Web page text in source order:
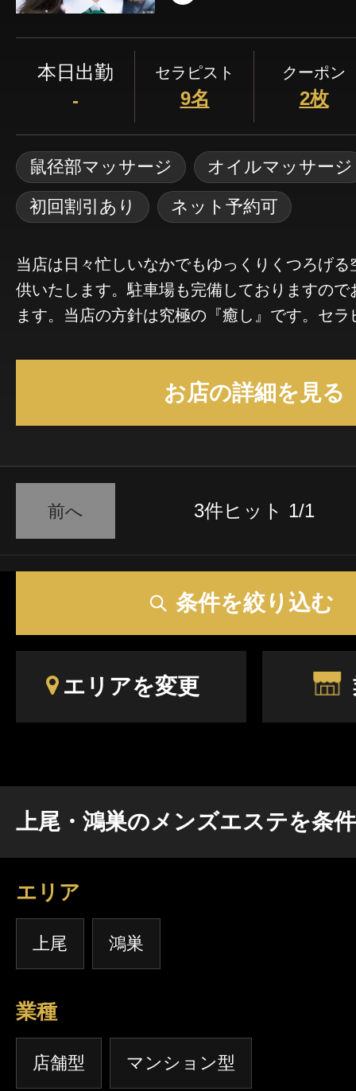
本日出勤
-
セラピスト
9名
クーポン
2枚
鼠径部マッサージ
オイルマッサージ
初回割引あり
ネット予約可
当店は日々忙しいなかでもゆっくりくつろげ
供いたします。駐車場も完備しておりますので
ます。当店の方針は究極の『癒し』です。セ
お店の詳細を見る
前へ 3件ヒット 1/1
条件を絞り込む
エリアを変更
上尾・鴻巣のメンズエステを条
エリア
上尾 鴻巣
業種
店舗型 マンション型